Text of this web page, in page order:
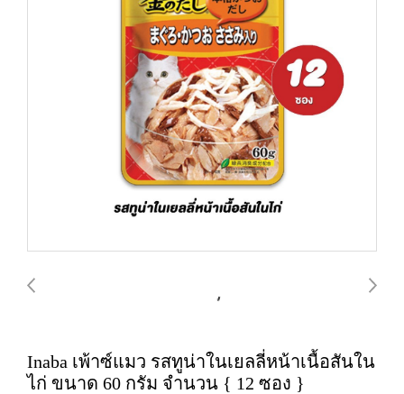
Inaba เพ้าซ์แมว รสทูน่าในเยลลี่หน้าเนื้อสันใน
ไก่ ขนาด 60 กรัม จำนวน { 12 ซอง }